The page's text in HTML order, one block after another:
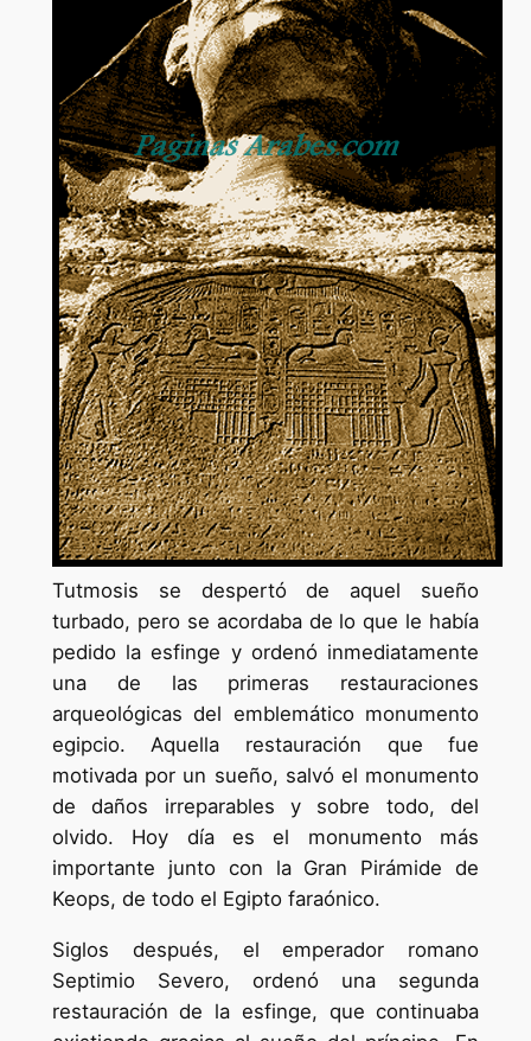
Tutmosis se despertó de aquel sueño
turbado, pero se acordaba de lo que le había
pedido la esfinge y ordenó inmediatamente
una de las primeras restauraciones
arqueológicas del emblemático monumento
egipcio. Aquella restauración que fue
motivada por un sueño, salvó el monumento
de daños irreparables y sobre todo, del
olvido. Hoy día es el monumento más
importante junto con la Gran Pirámide de
Keops, de todo el Egipto faraónico.
Siglos después, el emperador romano
Septimio Severo, ordenó una segunda
restauración de la esfinge, que continuaba